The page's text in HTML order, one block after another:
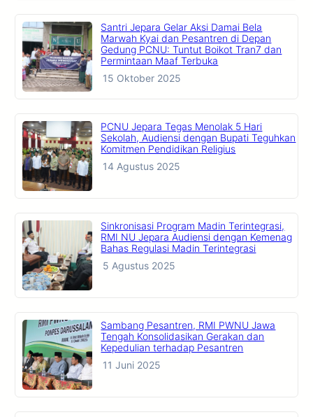
Santri Jepara Gelar Aksi Damai Bela
Marwah Kyai dan Pesantren di Depan
Gedung PCNU: Tuntut Boikot Tran7 dan
Permintaan Maaf Terbuka
15 Oktober 2025
PCNU Jepara Tegas Menolak 5 Hari
Sekolah, Audiensi dengan Bupati Teguhkan
Komitmen Pendidikan Religius
14 Agustus 2025
Sinkronisasi Program Madin Terintegrasi,
RMI NU Jepara Audiensi dengan Kemenag
Bahas Regulasi Madin Terintegrasi
5 Agustus 2025
Sambang Pesantren, RMI PWNU Jawa
Tengah Konsolidasikan Gerakan dan
Kepedulian terhadap Pesantren
11 Juni 2025